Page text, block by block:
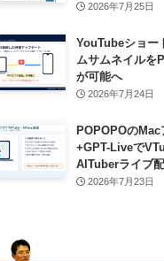
2026年7月25日
YouTubeショー
ムサムネイルを
が可能へ
2026年7月24日
POPOPOのMac
+GPT-Liveで
AITuberライブ
2026年7月23日